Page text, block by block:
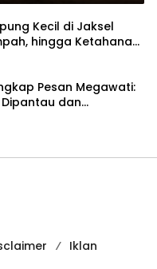
Kecil di Jaksel
hingga Ketahanan
Pesan Megawati:
dan
Iklan